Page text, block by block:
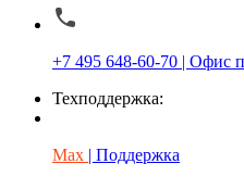
+7 495 648-60-70 | Офис
Техподдержка:
Max | Поддержка